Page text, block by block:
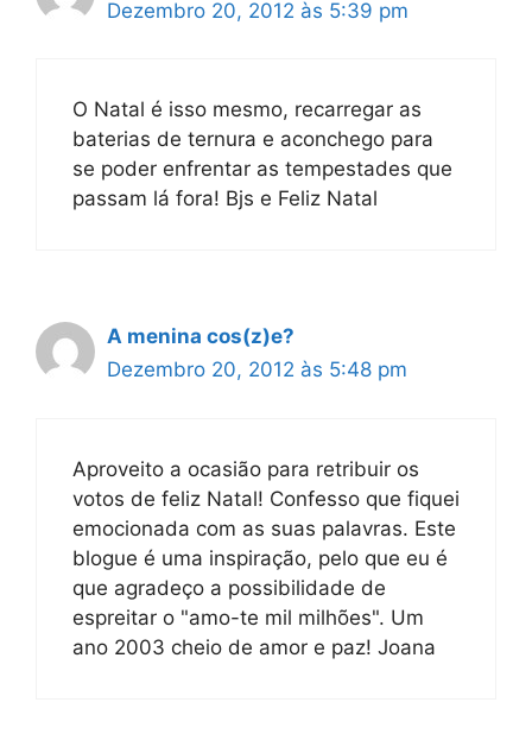
Dezembro 20, 2012 às 5:39 pm
O Natal é isso mesmo, recarregar as
baterias de ternura e aconchego para
se poder enfrentar as tempestades que
passam lá fora! Bjs e Feliz Natal
A menina cos(z)e?
Dezembro 20, 2012 às 5:48 pm
Aproveito a ocasião para retribuir os
votos de feliz Natal! Confesso que fiquei
emocionada com as suas palavras. Este
blogue é uma inspiração, pelo que eu é
que agradeço a possibilidade de
espreitar o "amo-te mil milhões". Um
ano 2003 cheio de amor e paz! Joana